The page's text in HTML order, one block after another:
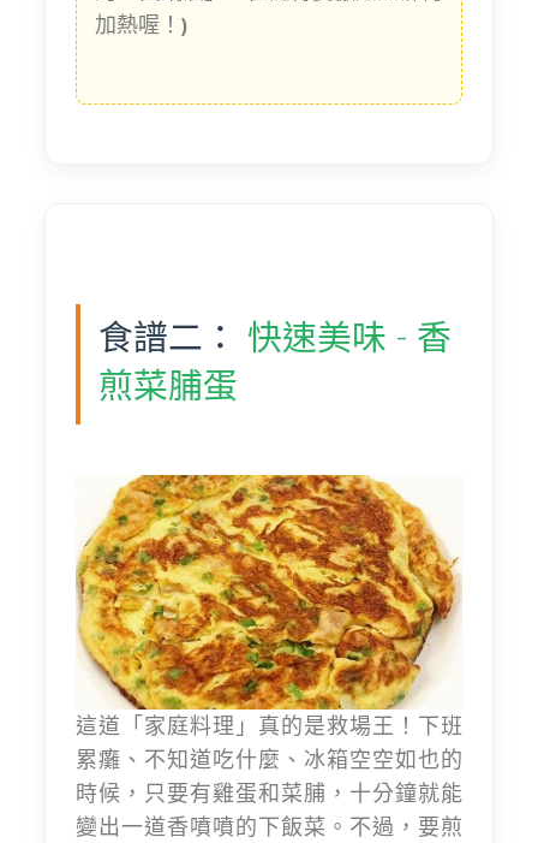
加熱喔！)
食譜二： 快速美味 - 香
煎菜脯蛋
這道「家庭料理」真的是救場王！下班
累癱、不知道吃什麼、冰箱空空如也的
時候，只要有雞蛋和菜脯，十分鐘就能
變出一道香噴噴的下飯菜。不過，要煎